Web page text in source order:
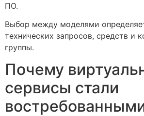
ПО.
Выбор между моделями
технических запросов, средств и
группы.
Почему
сервисы стали